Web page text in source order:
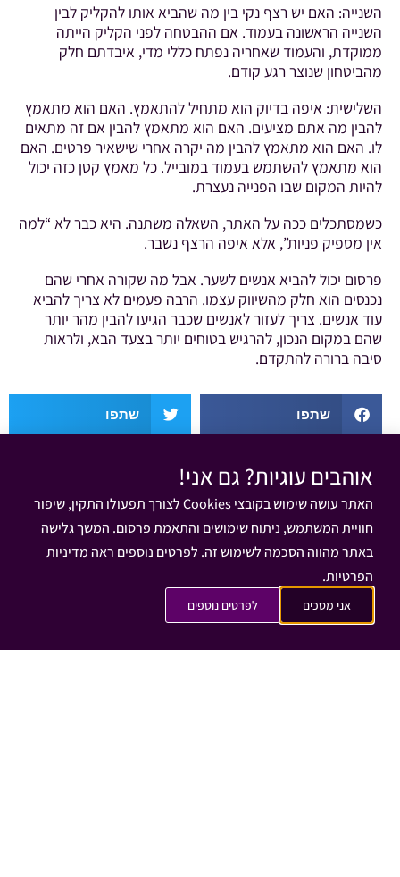
השנייה: האם יש רצף נקי בין מה שהביא אותו להקליק לבין
השנייה הראשונה בעמוד. אם ההבטחה לפני הקליק הייתה
ממוקדת, והעמוד שאחריה נפתח כללי מדי, איבדתם חלק
מהביטחון שנוצר רגע קודם.
השלישית: איפה בדיוק הוא מתחיל להתאמץ. האם הוא מתאמץ
להבין מה אתם מציעים. האם הוא מתאמץ להבין אם זה מתאים
לו. האם הוא מתאמץ להבין מה יקרה אחרי שישאיר פרטים. האם
הוא מתאמץ להשתמש בעמוד במובייל. כל מאמץ קטן כזה יכול
להיות המקום שבו הפנייה נעצרת.
כשמסתכלים ככה על האתר, השאלה משתנה. היא כבר לא “למה
אין מספיק פניות”, אלא איפה הרצף נשבר.
פרסום יכול להביא אנשים לשער. אבל מה שקורה אחרי שהם
נכנסים הוא חלק מהשיווק עצמו. הרבה פעמים לא צריך להביא
עוד אנשים. צריך לעזור לאנשים שכבר הגיעו להבין מהר יותר
שהם במקום הנכון, להרגיש בטוחים יותר בצעד הבא, ולראות
סיבה ברורה להתקדם.
שתפו שתפו
שלחו
יולי 3, 2026 כותב הפוסט:שחר פריד
מאמרים נוספים שאולי יעניינו אותך:
אוהבים עוגיות? גם אני!
האתר עושה שימוש בקובצי Cookies לצורך תפעולו התקין, שיפור
חוויית המשתמש, ניתוח שימושים והתאמת פרסום. המשך גלישה
באתר מהווה הסכמה לשימוש זה. לפרטים נוספים ראה מדיניות
הפרטיות.
אני מסכים לפרטים נוספים